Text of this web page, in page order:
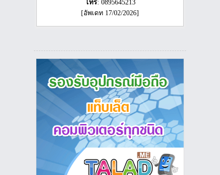
โทร: 0895645213
[อัพเดท 17/02/2026]